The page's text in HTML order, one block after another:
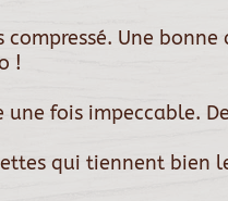
Une
!
fois impeccable.
qui tiennent bien